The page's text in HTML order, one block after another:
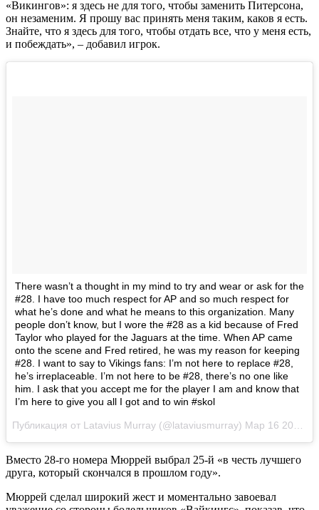
«Викингов»: я здесь не для того, чтобы заменить Питерсона,
он незаменим. Я прошу вас принять меня таким, каков я есть.
Знайте, что я здесь для того, чтобы отдать все, что у меня есть,
и побеждать», – добавил игрок.
There wasn’t a thought in my mind to try and wear or ask for the
#28. I have too much respect for AP and so much respect for
what he’s done and what he means to this organization. Many
people don’t know, but I wore the #28 as a kid because of Fred
Taylor who played for the Jaguars at the time. When AP came
onto the scene and Fred retired, he was my reason for keeping
#28. I want to say to Vikings fans: I’m not here to replace #28,
he’s irreplaceable. I’m not here to be #28, there’s no one like
him. I ask that you accept me for the player I am and know that
I’m here to give you all I got and to win #skol
Публикация от Latavius Murray (@lataviusmurray) Мар 16 2017 в 8:05 PDT
Вместо 28-го номера Мюррей выбрал 25-й «в честь лучшего
друга, который скончался в прошлом году».
Мюррей сделал широкий жест и моментально завоевал